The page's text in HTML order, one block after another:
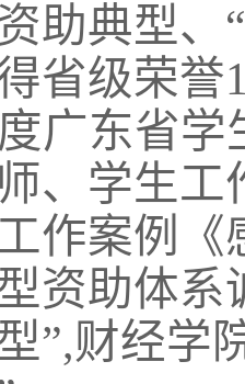
助典型、
省级荣誉
广东省
、学生
作案例
资助体系
”,财经学